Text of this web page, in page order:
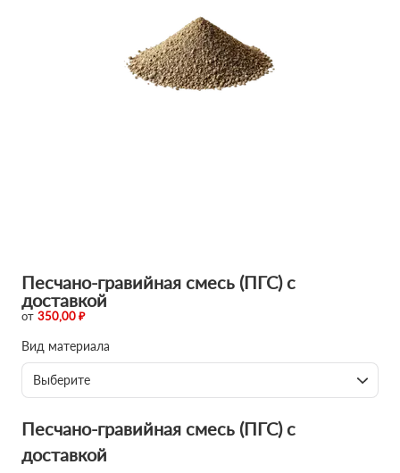
Песчано-гравийная смесь (ПГС) с
доставкой
от 350,00 ₽
Вид материала
Выберите
Песчано-гравийная смесь (ПГС) с
доставкой